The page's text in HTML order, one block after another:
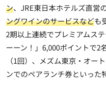
ン、JRE東日本ホテルズ直営
ングワインのサービスなども
2期以上連続でプレミアムス
ーーン！」6,000ポイントで2
（1回）、メズム東京・オー
ンでのペアランチ券といった